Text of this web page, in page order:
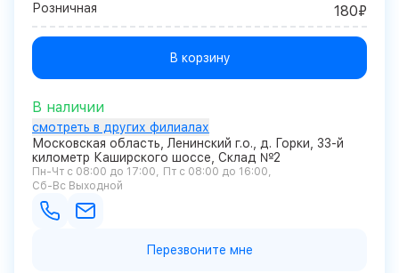
Розничная 180₽
В корзину
В наличии
смотреть в других филиалах
Московская область, Ленинский г.о., д. Горки, 33-й
километр Каширского шоссе, Склад №2
Пн-Чт с 08:00 до 17:00
Пт с 08:00 до 16:00
Сб-Вс Выходной
Перезвоните мне